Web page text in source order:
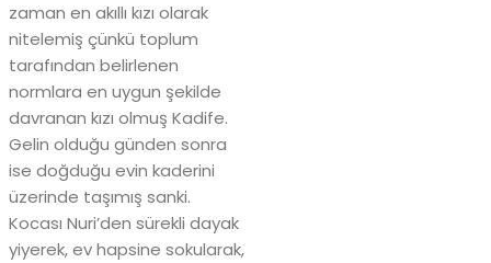
zaman en akıllı kızı olarak
nitelemiş çünkü toplum
tarafından belirlenen
normlara en uygun şekilde
davranan kızı olmuş Kadife.
Gelin olduğu günden sonra
ise doğduğu evin kaderini
üzerinde taşımış sanki.
Kocası Nuri’den sürekli dayak
yiyerek, ev hapsine sokularak,